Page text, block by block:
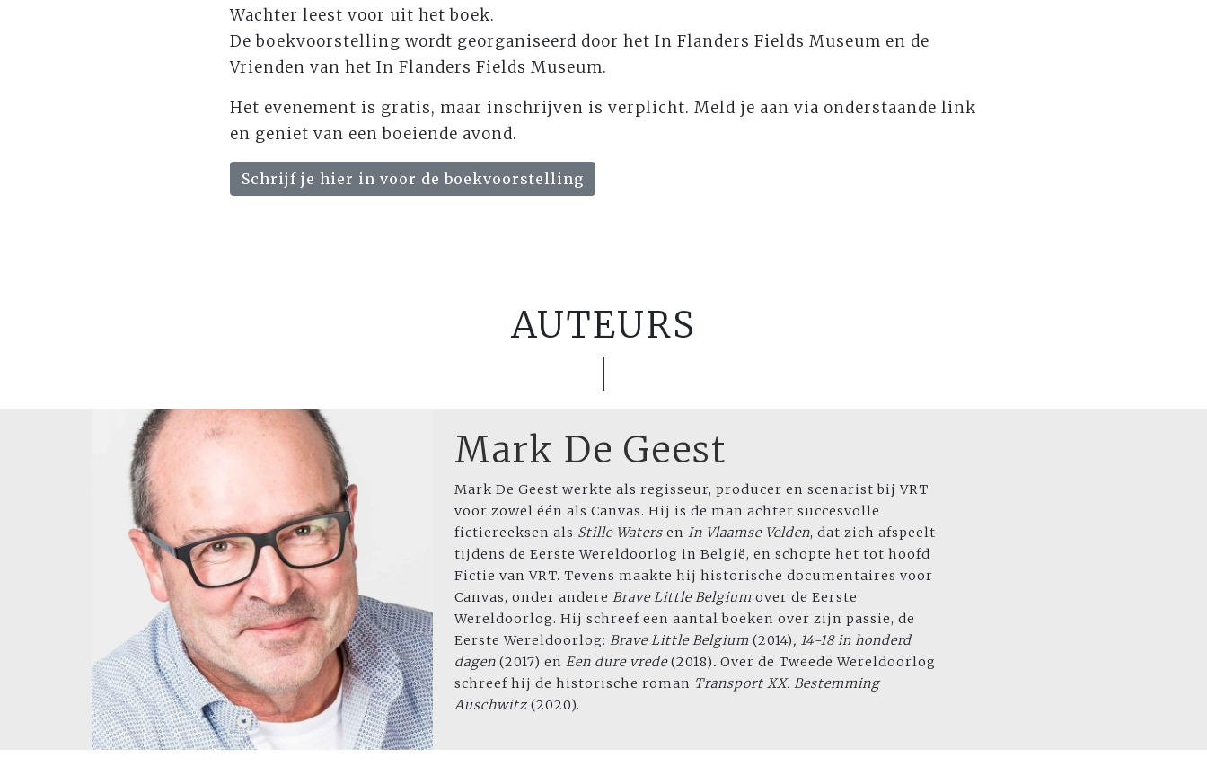
Wachter leest voor uit het boek.
De boekvoorstelling wordt georganiseerd door het In Flanders Fields Museum en de
Vrienden van het In Flanders Fields Museum.
Het evenement is gratis, maar inschrijven is verplicht. Meld je aan via onderstaande link
en geniet van een boeiende avond.
Schrijf je hier in voor de boekvoorstelling
AUTEURS
Mark De Geest
Mark De Geest werkte als regisseur, producer en scenarist bij VRT
voor zowel één als Canvas. Hij is de man achter succesvolle
fictiereeksen als Stille Waters en In Vlaamse Velden, dat zich afspeelt
tijdens de Eerste Wereldoorlog in België, en schopte het tot hoofd
Fictie van VRT. Tevens maakte hij historische documentaires voor
Canvas, onder andere Brave Little Belgium over de Eerste
Wereldoorlog. Hij schreef een aantal boeken over zijn passie, de
Eerste Wereldoorlog: Brave Little Belgium (2014), 14-18 in honderd
dagen (2017) en Een dure vrede(2018). Over de Tweede Wereldoorlog
schreef hij de historische roman Transport XX. Bestemming
Auschwitz (2020).